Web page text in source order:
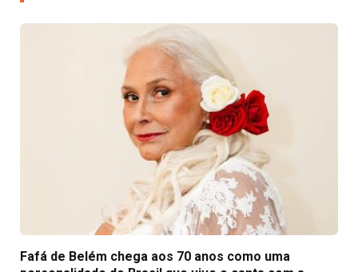
Fafá de Belém chega aos 70 anos como uma